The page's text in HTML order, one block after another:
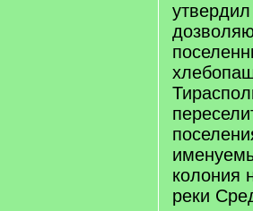
колония
реки